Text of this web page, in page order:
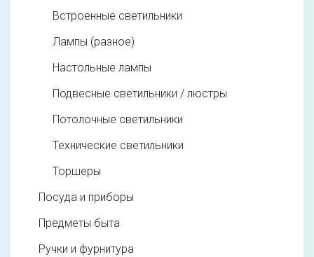
Встроенные светильники
Лампы (разное)
Настольные лампы
Подвесные светильники / люстры
Потолочные светильники
Технические светильники
Торшеры
Посуда и приборы
Предметы быта
Ручки и фурнитура